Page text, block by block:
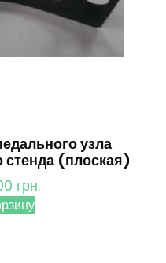
узла
(плоская)
грн.